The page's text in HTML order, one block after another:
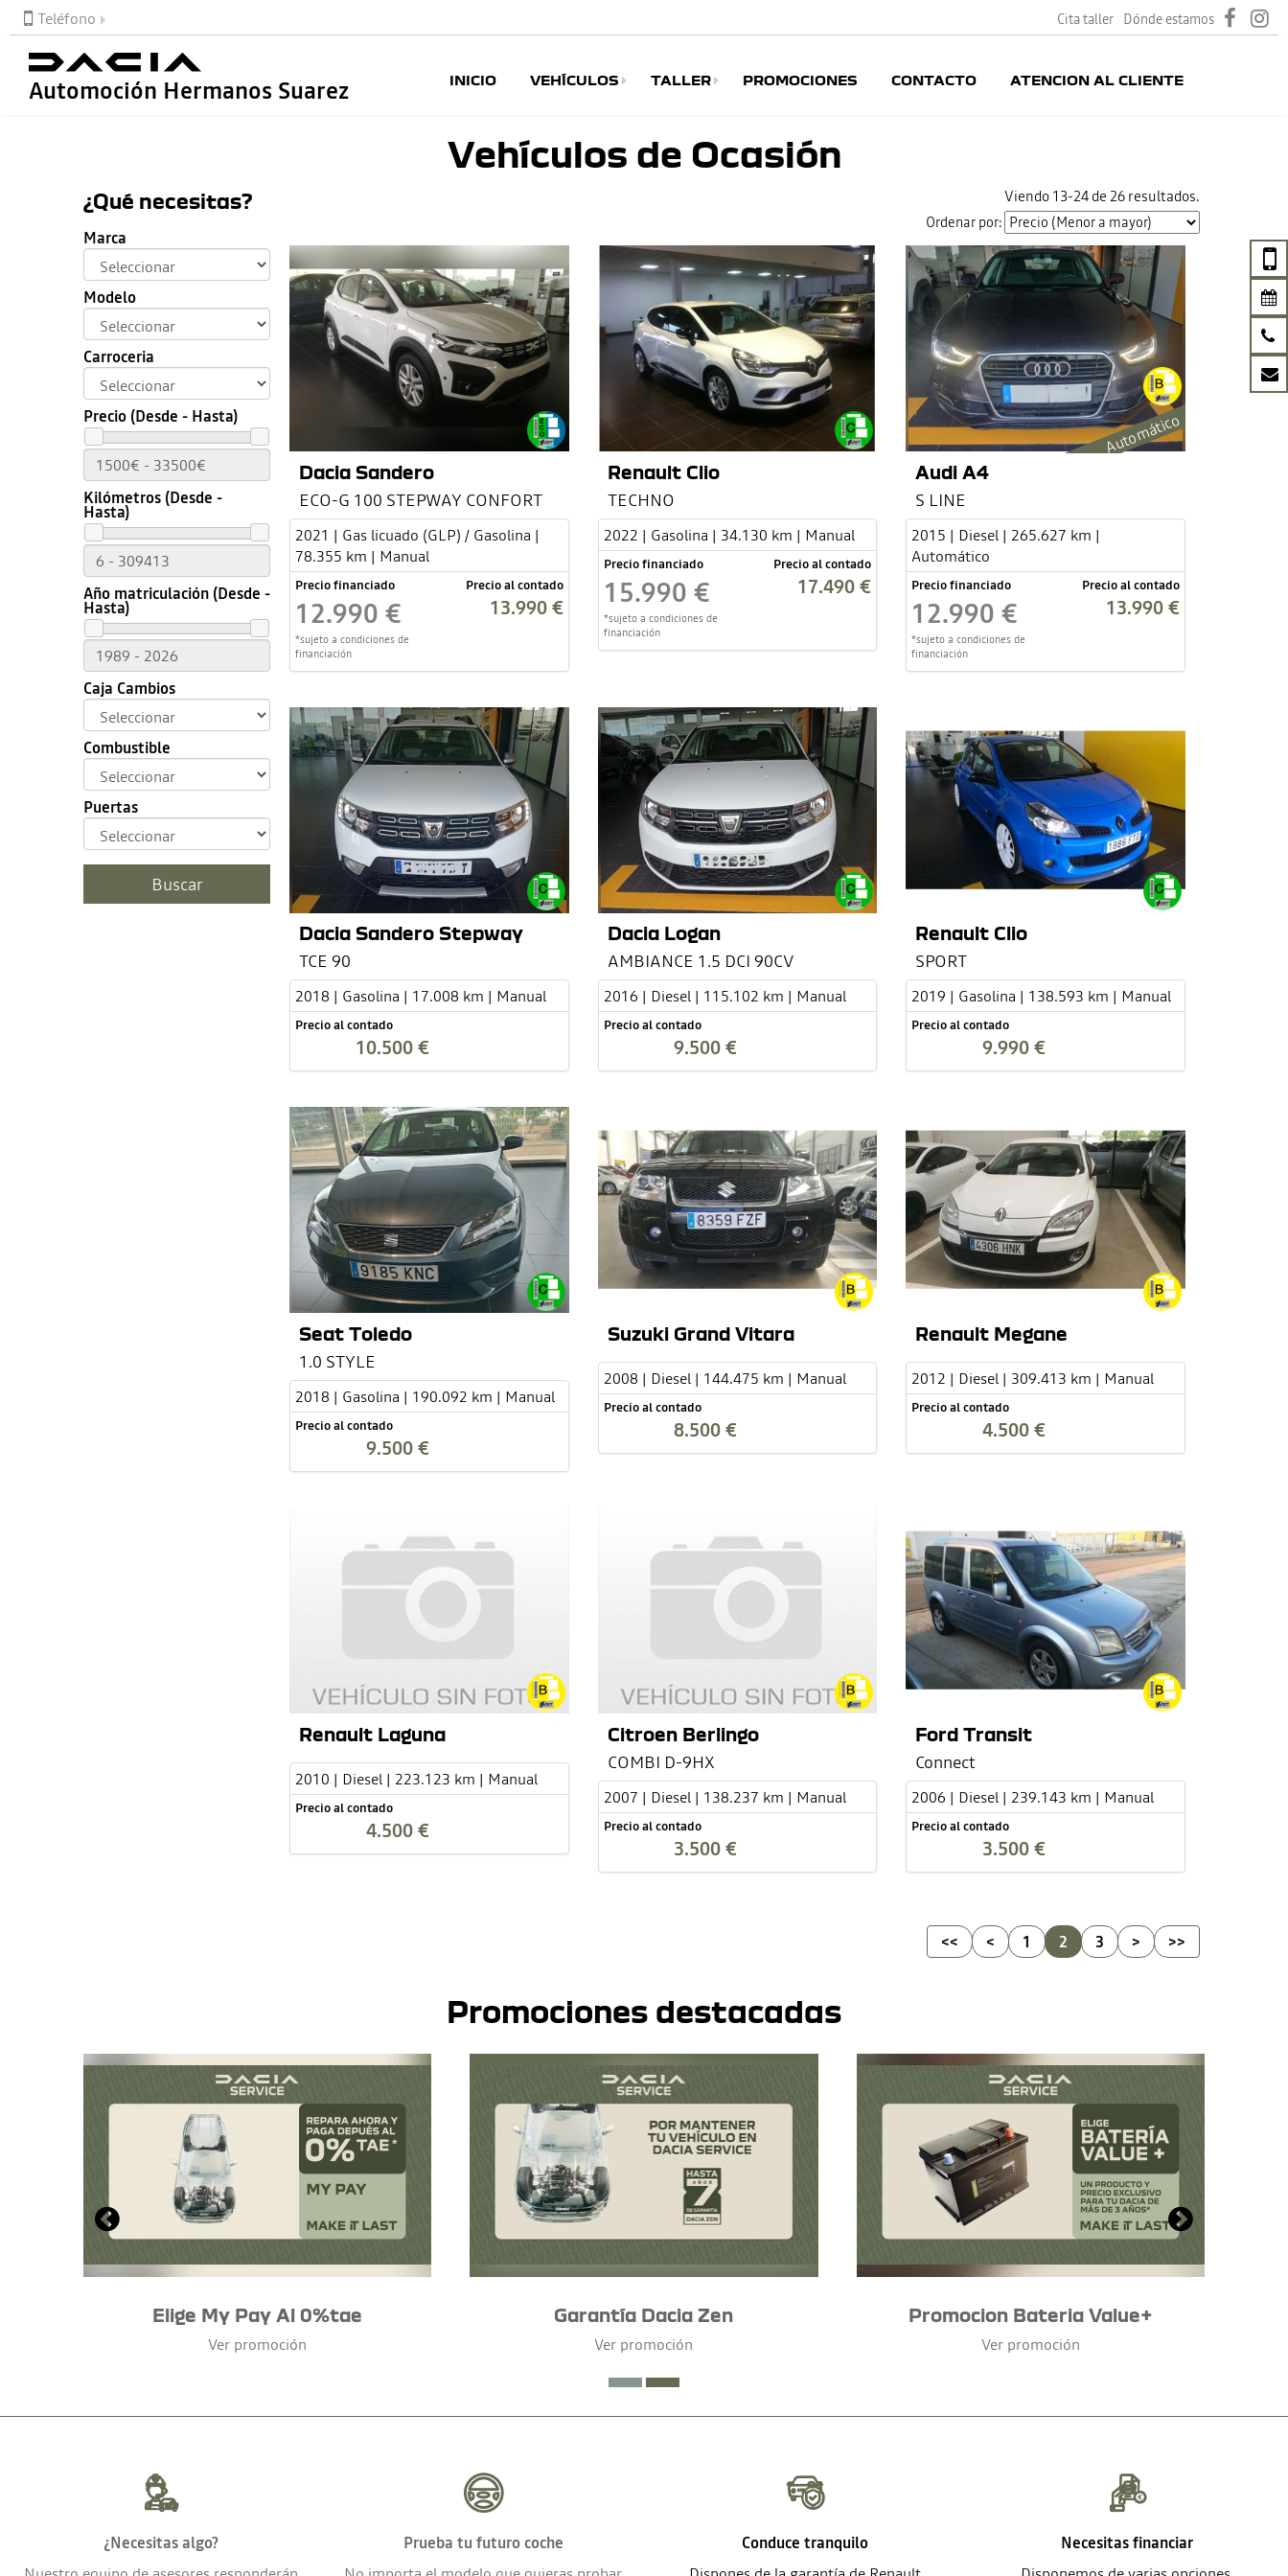
Teléfono Cita taller Dónde estamos
Automoción Hermanos Suarez INICIO VEHÍCULOS TALLER PROMOCIONES CONTACTO ATENCION AL CLIENTE
Vehículos de Ocasión
¿Qué necesitas?
Marca
Modelo
Carroceria
Precio (Desde - Hasta)
Kilómetros (Desde -
Hasta)
Año matriculación (Desde -
Hasta)
Caja Cambios
Combustible
Puertas
Viendo 13-24 de 26 resultados.
Ordenar por:
Dacia Sandero
ECO-G 100 STEPWAY CONFORT
2021 | Gas licuado (GLP) / Gasolina |
78.355 km | Manual
Precio financiado
12.990 €
*sujeto a condiciones de
financiación
Precio al contado
13.990 €
Renault Clio
TECHNO
2022 | Gasolina | 34.130 km | Manual
Precio financiado
15.990 €
*sujeto a condiciones de
financiación
Precio al contado
17.490 €
Automático
Audi A4
S LINE
2015 | Diesel | 265.627 km |
Automático
Precio financiado
12.990 €
*sujeto a condiciones de
financiación
Precio al contado
13.990 €
Dacia Sandero Stepway
TCE 90
2018 | Gasolina | 17.008 km | Manual
Precio al contado
10.500 €
Dacia Logan
AMBIANCE 1.5 DCI 90CV
2016 | Diesel | 115.102 km | Manual
Precio al contado
9.500 €
Renault Clio
SPORT
2019 | Gasolina | 138.593 km | Manual
Precio al contado
9.990 €
Seat Toledo
1.0 STYLE
2018 | Gasolina | 190.092 km | Manual
Precio al contado
9.500 €
Suzuki Grand Vitara
2008 | Diesel | 144.475 km | Manual
Precio al contado
8.500 €
Renault Megane
2012 | Diesel | 309.413 km | Manual
Precio al contado
4.500 €
Renault Laguna
2010 | Diesel | 223.123 km | Manual
Precio al contado
4.500 €
Citroen Berlingo
COMBI D-9HX
2007 | Diesel | 138.237 km | Manual
Precio al contado
3.500 €
Ford Transit
Connect
2006 | Diesel | 239.143 km | Manual
Precio al contado
3.500 €
<< < 1 2 3 > >>
Promociones destacadas
Elige My Pay Al 0%tae
Ver promoción
Garantía Dacia Zen
Ver promoción
Promocion Bateria Value+
Ver promoción
¿Necesitas algo?
Prueba tu futuro coche
Conduce tranquilo
Necesitas financiar